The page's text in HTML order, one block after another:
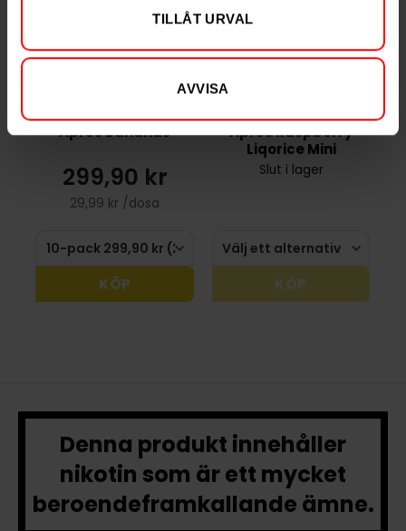
TILLÅT URVAL
AVVISA
Après Bananas
299,90 kr
29,99 kr /dosa
KÖP
Après Raspberry
Liqorice Mini
Slut i lager
KÖP
Denna produkt innehåller
nikotin som är ett mycket
beroendeframkallande ämne.